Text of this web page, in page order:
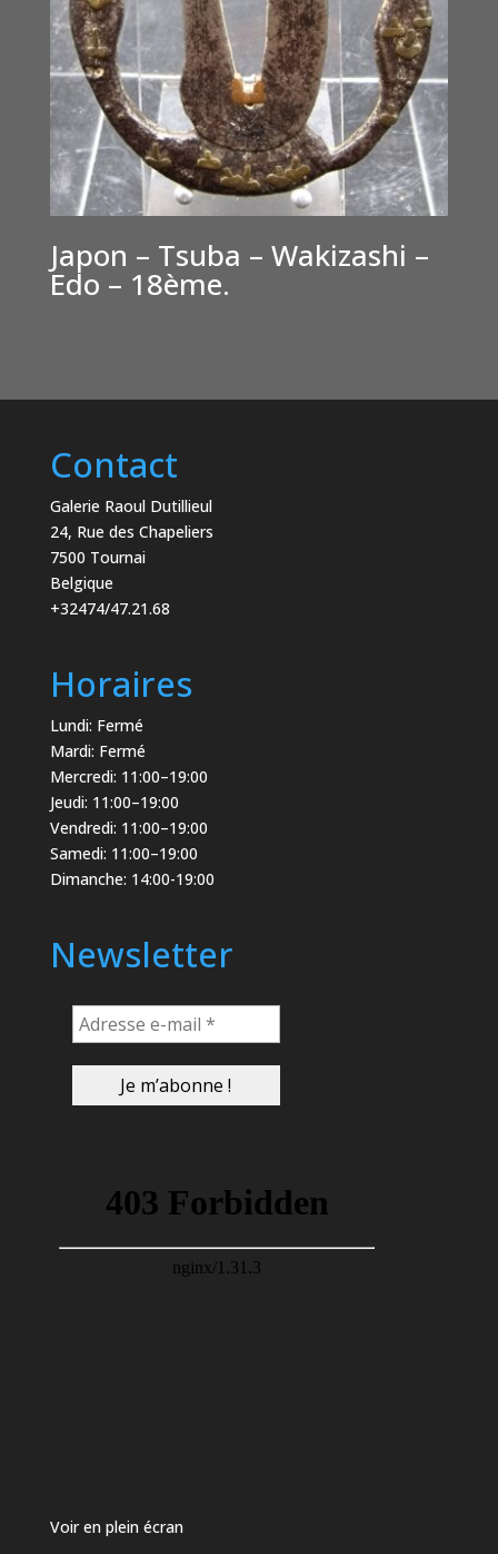
Japon – Tsuba – Wakizashi –
Edo – 18ème.
Contact
Galerie Raoul Dutillieul
24, Rue des Chapeliers
7500 Tournai
Belgique
+32474/47.21.68
Horaires
Lundi: Fermé
Mardi: Fermé
Mercredi: 11:00–19:00
Jeudi: 11:00–19:00
Vendredi: 11:00–19:00
Samedi: 11:00–19:00
Dimanche: 14:00-19:00
Newsletter
Voir en plein écran